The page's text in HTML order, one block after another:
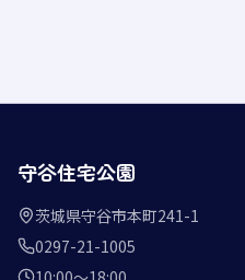
守谷住宅公園
茨城県守谷市本町241-1
0297-21-1005